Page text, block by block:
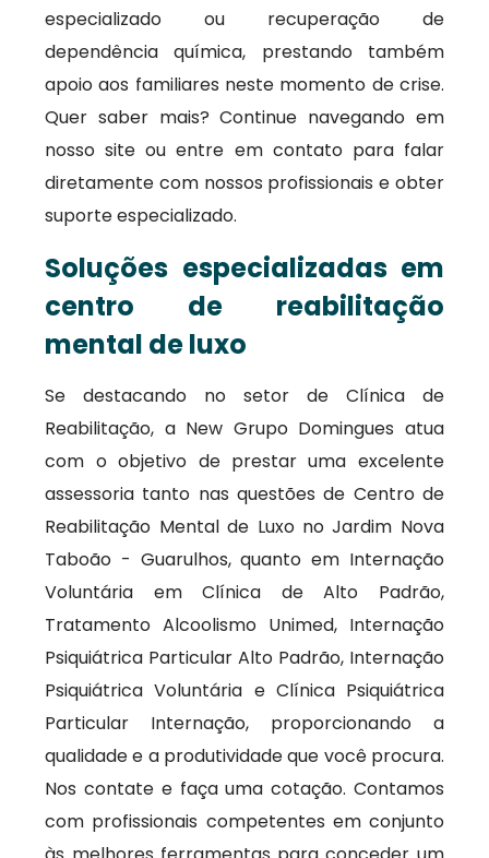
especializado ou recuperação de
dependência química, prestando também
apoio aos familiares neste momento de crise.
Quer saber mais? Continue navegando em
nosso site ou entre em contato para falar
diretamente com nossos profissionais e obter
suporte especializado.
Soluções especializadas em
centro de reabilitação
mental de luxo
Se destacando no setor de Clínica de
Reabilitação, a New Grupo Domingues atua
com o objetivo de prestar uma excelente
assessoria tanto nas questões de Centro de
Reabilitação Mental de Luxo no Jardim Nova
Taboão - Guarulhos, quanto em Internação
Voluntária em Clínica de Alto Padrão,
Tratamento Alcoolismo Unimed, Internação
Psiquiátrica Particular Alto Padrão, Internação
Psiquiátrica Voluntária e Clínica Psiquiátrica
Particular Internação, proporcionando a
qualidade e a produtividade que você procura.
Nos contate e faça uma cotação. Contamos
com profissionais competentes em conjunto